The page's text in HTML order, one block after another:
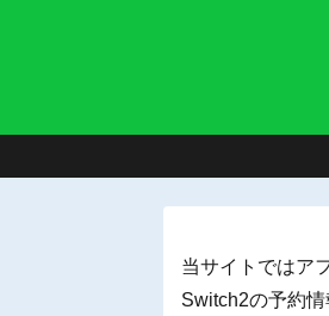
当サイトではア
Switch2の予約情